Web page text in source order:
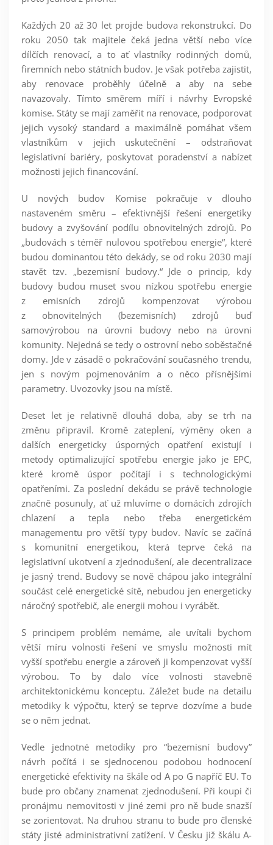
Každých 20 až 30 let projde budova rekonstrukcí. Do
roku 2050 tak majitele čeká jedna větší nebo více
dílčích renovací, a to ať vlastníky rodinných domů,
firemních nebo státních budov. Je však potřeba zajistit,
aby renovace proběhly účelně a aby na sebe
navazovaly. Tímto směrem míří i návrhy Evropské
komise. Státy se mají zaměřit na renovace, podporovat
jejich vysoký standard a maximálně pomáhat všem
vlastníkům v jejich uskutečnění – odstraňovat
legislativní bariéry, poskytovat poradenství a nabízet
možnosti jejich financování.
U nových budov Komise pokračuje v dlouho
nastaveném směru – efektivnější řešení energetiky
budovy a zvyšování podílu obnovitelných zdrojů. Po
„budovách s téměř nulovou spotřebou energie“, které
budou dominantou této dekády, se od roku 2030 mají
stavět tzv. „bezemisní budovy.“ Jde o princip, kdy
budovy budou muset svou nízkou spotřebu energie
z emisních zdrojů kompenzovat výrobou
z obnovitelných (bezemisních) zdrojů buď
samovýrobou na úrovni budovy nebo na úrovni
komunity. Nejedná se tedy o ostrovní nebo soběstačné
domy. Jde v zásadě o pokračování současného trendu,
jen s novým pojmenováním a o něco přísnějšími
parametry. Uvozovky jsou na místě.
Deset let je relativně dlouhá doba, aby se trh na
změnu připravil. Kromě zateplení, výměny oken a
dalších energeticky úsporných opatření existují i
metody optimalizující spotřebu energie jako je EPC,
které kromě úspor počítají i s technologickými
opatřeními. Za poslední dekádu se právě technologie
značně posunuly, ať už mluvíme o domácích zdrojích
chlazení a tepla nebo třeba energetickém
managementu pro větší typy budov. Navíc se začíná
s komunitní energetikou, která teprve čeká na
legislativní ukotvení a zjednodušení, ale decentralizace
je jasný trend. Budovy se nově chápou jako integrální
součást celé energetické sítě, nebudou jen energeticky
náročný spotřebič, ale energii mohou i vyrábět.
S principem problém nemáme, ale uvítali bychom
větší míru volnosti řešení ve smyslu možnosti mít
vyšší spotřebu energie a zároveň ji kompenzovat vyšší
výrobou. To by dalo více volnosti stavebně
architektonickému konceptu. Záležet bude na detailu
metodiky k výpočtu, který se teprve dozvíme a bude
se o něm jednat.
Vedle jednotné metodiky pro “bezemisní budovy”
návrh počítá i se sjednocenou podobou hodnocení
energetické efektivity na škále od A po G napříč EU. To
bude pro občany znamenat zjednodušení. Při koupi či
pronájmu nemovitosti v jiné zemi pro ně bude snazší
se zorientovat. Na druhou stranu to bude pro členské
státy jisté administrativní zatížení. V Česku již škálu A-